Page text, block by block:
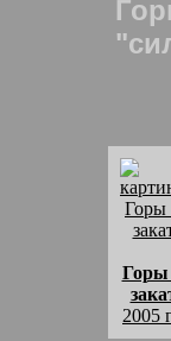
Горы
2005